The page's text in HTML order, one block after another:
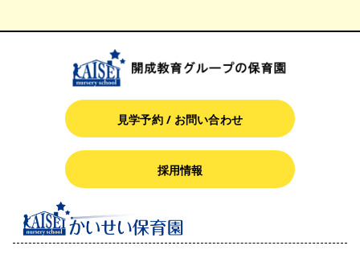
見学予約 / お問い合わせ
採用情報